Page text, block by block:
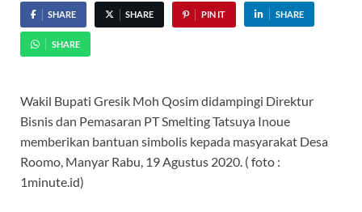
SHARE SHARE PIN IT SHARE
SHARE
Wakil Bupati Gresik Moh Qosim didampingi Direktur
Bisnis dan Pemasaran PT Smelting Tatsuya Inoue
memberikan bantuan simbolis kepada masyarakat Desa
Roomo, Manyar Rabu, 19 Agustus 2020. ( foto :
1minute.id)